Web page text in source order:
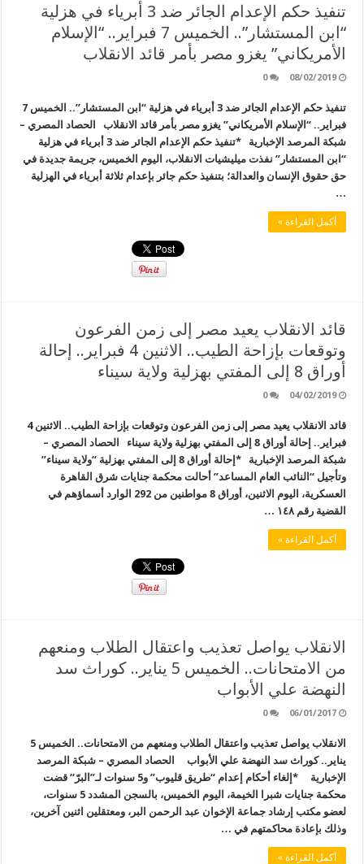
تنفيذ حكم الإعدام الجائر ضد 3 أبرياء في هزلية
“ابن المستشار”.. الخميس 7 فبراير.. “الإسلام
الأمريكاني” يغزو مصر بأمر قائد الانقلاب
08/02/2019
0
تنفيذ حكم الإعدام الجائر ضد 3 أبرياء في هزلية “ابن المستشار”.. الخميس 7
فبراير.. “الإسلام الأمريكاني” يغزو مصر بأمر قائد الانقلاب الحصاد المصري –
شبكة المرصد الإخبارية *تنفيذ حكم الإعدام الجائر ضد 3 أبرياء في هزلية
“ابن المستشار” نفذت ميليشيات الانقلاب، اليوم الخميس، جريمة جديدة في
حق حقوق الإنسان والعدالة؛ بتنفيذ حكم جائر بإعدام ثلاثة أبرياء في الهزلية
…
أكمل القراءة »
قائد الانقلاب يعيد مصر إلى زمن الفرعون
وتوقعات بإزاحة الطيب.. الاثنين 4 فبراير.. إحالة
أوراق 8 إلى المفتي بهزلية ولاية سيناء
04/02/2019
0
قائد الانقلاب يعيد مصر إلى زمن الفرعون وتوقعات بإزاحة الطيب.. الاثنين 4
فبراير.. إحالة أوراق 8 إلى المفتي بهزلية ولاية سيناء الحصاد المصري –
شبكة المرصد الإخبارية *إحالة أوراق 8 إلى المفتي بهزلية “ولاية سيناء”
وتأجيل “النائب العام المساعد” أحالت محكمة جنايات شرق القاهرة
العسكرية، اليوم الاثنين، أوراق 8 مواطنين من 292 الوارد أسماؤهم في
القضية رقم ١٤٨ …
أكمل القراءة »
الانقلاب يواصل تعذيب واعتقال الطلاب ومنعهم
من الامتحانات.. الخميس 5 يناير.. كوراث سد
النهضة علي الأبواب
06/01/2017
0
الانقلاب يواصل تعذيب واعتقال الطلاب ومنعهم من الامتحانات.. الخميس 5
يناير.. كوراث سد النهضة علي الأبواب الحصاد المصري – شبكة المرصد
الإخبارية *إلغاء أحكام إعدام “طريق قليوب” و5 سنوات لـ”البرّ“ قضت
محكمة جنايات شبرا الخيمة، اليوم الخميس، بالسجن المشدد 5 سنوات،
لعضو مكتب إرشاد جماعة الإخوان عبد الرحمن البر، ومعتقلين اثنين آخرين،
وذلك بإعادة محاكمتهم في …
أكمل القراءة »